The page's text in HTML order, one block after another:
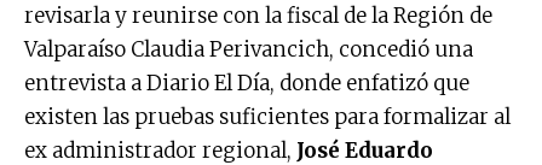
revisarla y reunirse con la fiscal de la Región de
Valparaíso Claudia Perivancich, concedió una
entrevista a Diario El Día, donde enfatizó que
existen las pruebas suficientes para formalizar al
ex administrador regional, José Eduardo